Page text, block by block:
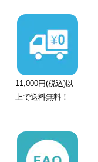
11,000円(税込)以
上で送料無料！